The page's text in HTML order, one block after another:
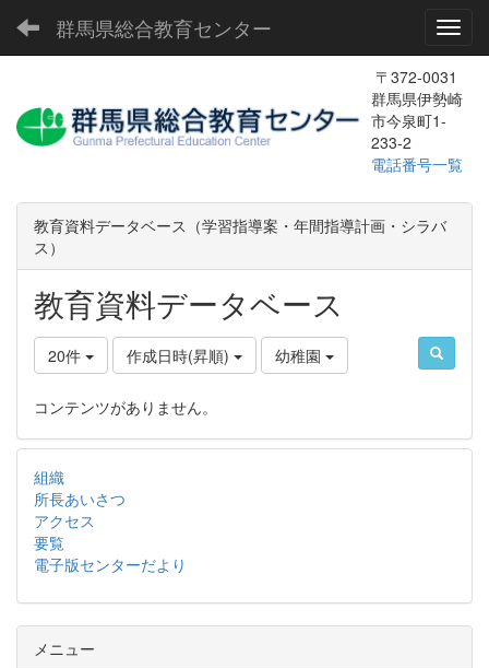
群馬県総合教育センター
〒372-0031
群馬県伊勢崎
市今泉町1-
233-2
電話番号一覧
教育資料データベース（学習指導案・年間指導計画・シラバ
ス）
教育資料データベース
20件 作成日時(昇順) 幼稚園
コンテンツがありません。
組織
所長あいさつ
アクセス
要覧
電子版センターだより
メニュー